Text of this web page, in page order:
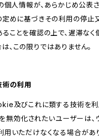
個人情報が、あらかじめ公
めに基づきその利用の停止
ことを確認の上で、遅滞な
この限りではありません。
術の利用
及びこれに類する技術を
無効化されたいユーザーは
いただけなくなる場合があ